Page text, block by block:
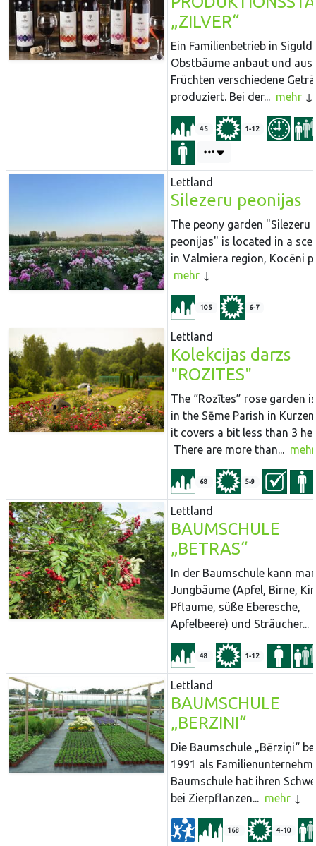
„ZILVER“
Ein Familienbetrieb in
Obstbäume anbaut und aus
Früchten verschiedene
produziert. Bei der... mehr
45 1-12
Lettland
Silezeru peonijas
The peony garden "Silezeru
peonijas" is located in a
in Valmiera region, Kocēni
mehr
105 6-7
Lettland
Kolekcijas darzs
"ROZITES"
The “Rozītes” rose garden
in the Sēme Parish in
it covers a bit less than 3
There are more than... mehr
68 5-9
Lettland
BAUMSCHULE
„BETRAS“
In der Baumschule kann
Jungbäume (Apfel, Birne,
Pflaume, süße Eberesche,
Apfelbeere) und Sträucher...
48 1-12
Lettland
BAUMSCHULE
„BERZINI“
Die Baumschule „Bērziņi“
1991 als
Baumschule hat ihren
bei Zierpflanzen... mehr
168 4-10